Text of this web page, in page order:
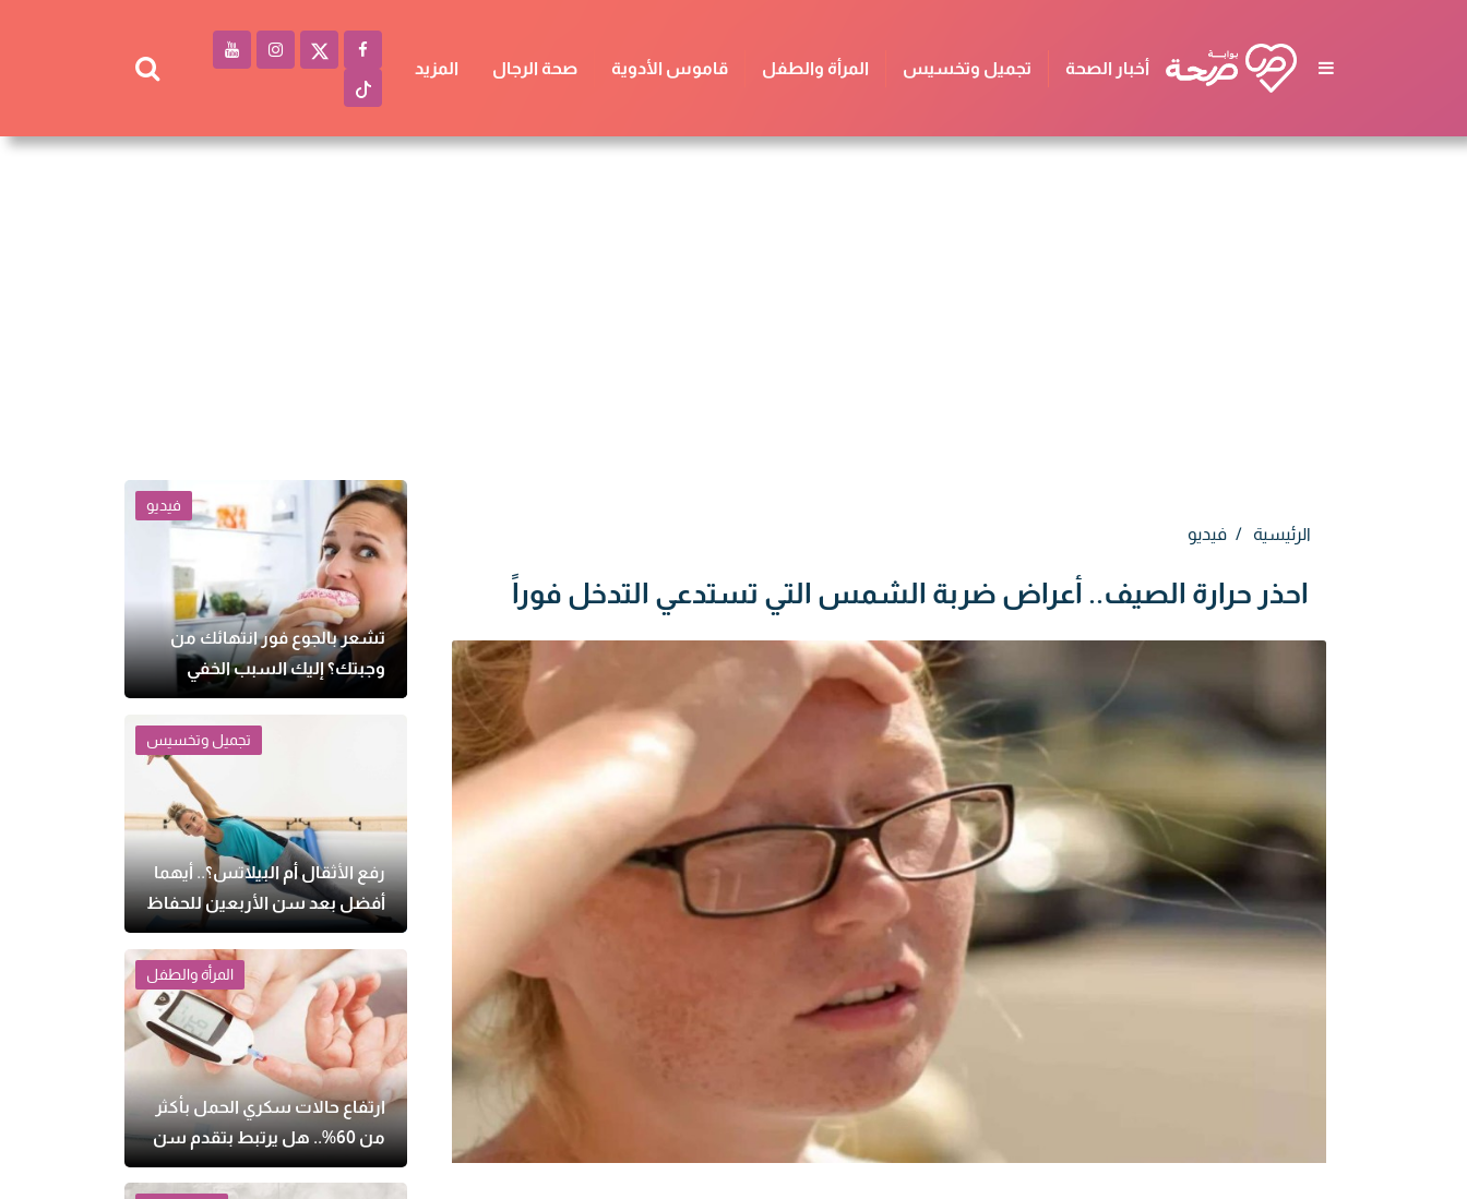
أخبار الصحة تجميل وتخسيس المرأة والطفل قاموس الأدوية صحة الرجال المزيد
الرئيسية فيديو
احذر حرارة الصيف.. أعراض ضربة الشمس التي تستدعي التدخل فوراً
فيديو
تشعر بالجوع فور انتهائك من
وجبتك؟ إليك السبب الخفي
تجميل وتخسيس
رفع الأثقال أم البيلاتس؟.. أيهما
أفضل بعد سن الأربعين للحفاظ
على الصحة؟
المرأة والطفل
ارتفاع حالات سكري الحمل بأكثر
من 60%.. هل يرتبط بتقدم سن
الأمهات وزيادة الوزن؟